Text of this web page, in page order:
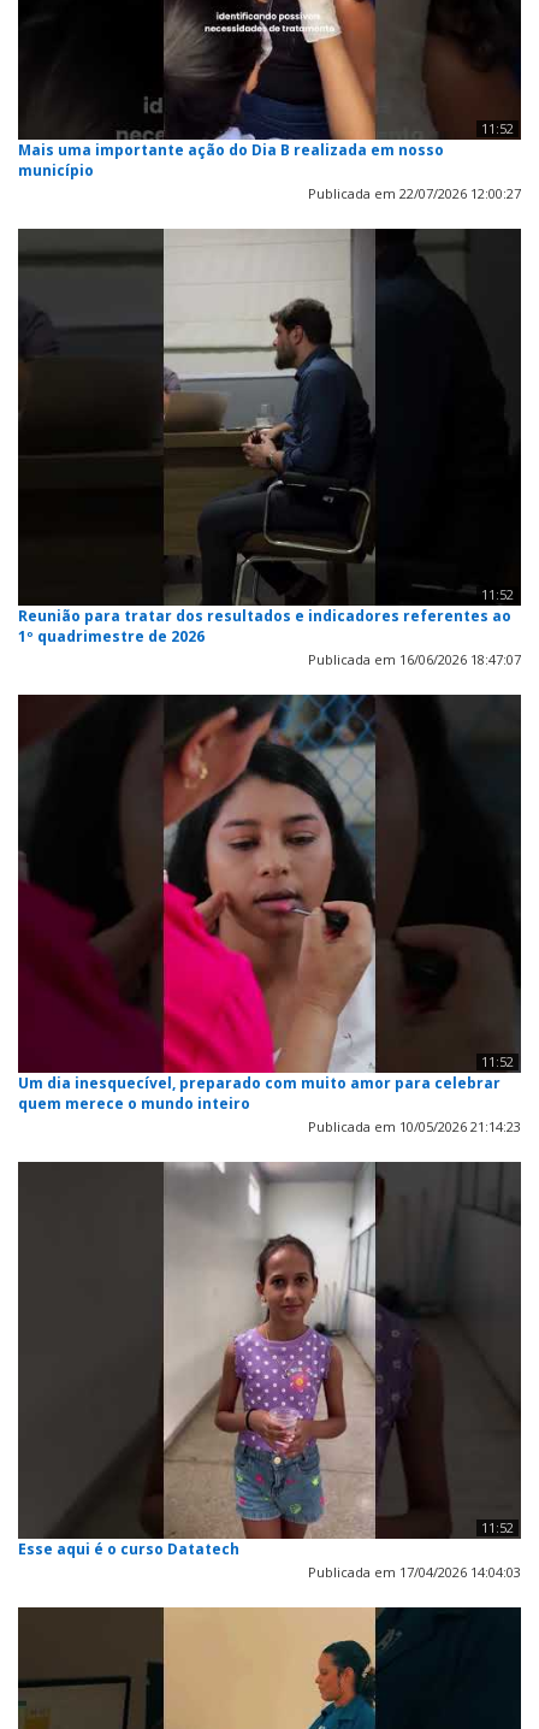
11:52
Mais uma importante ação do Dia B realizada em nosso
município
Publicada em 22/07/2026 12:00:27
11:52
Reunião para tratar dos resultados e indicadores referentes ao
1º quadrimestre de 2026
Publicada em 16/06/2026 18:47:07
11:52
Um dia inesquecível, preparado com muito amor para celebrar
quem merece o mundo inteiro
Publicada em 10/05/2026 21:14:23
11:52
Esse aqui é o curso Datatech
Publicada em 17/04/2026 14:04:03